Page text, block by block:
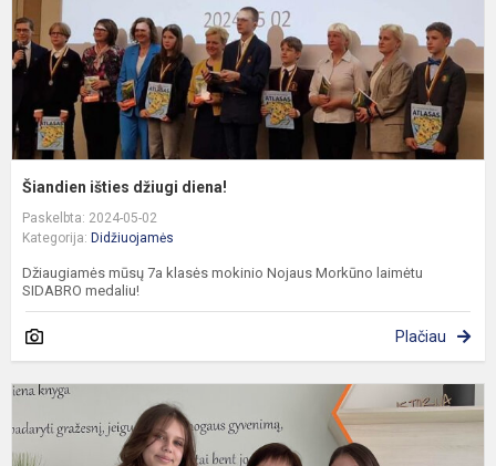
Šiandien išties džiugi diena!
Paskelbta: 2024-05-02
Kategorija: Didžiuojamės
Džiaugiamės mūsų 7a klasės mokinio Nojaus Morkūno laimėtu
SIDABRO medaliu!
Plačiau